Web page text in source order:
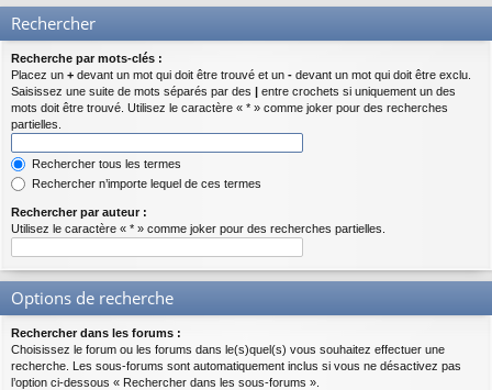
de
Rechercher
Recherche par mots-clés :
Placez un + devant un mot qui doit être trouvé et un - devant un mot qui doit être exclu.
Saisissez une suite de mots séparés par des | entre crochets si uniquement un des
mots doit être trouvé. Utilisez le caractère « * » comme joker pour des recherches
partielles.
Rechercher tous les termes
Rechercher n’importe lequel de ces termes
Rechercher par auteur :
Utilisez le caractère « * » comme joker pour des recherches partielles.
Options de recherche
Rechercher dans les forums :
Choisissez le forum ou les forums dans le(s)quel(s) vous souhaitez effectuer une
recherche. Les sous-forums sont automatiquement inclus si vous ne désactivez pas
l’option ci-dessous « Rechercher dans les sous-forums ».